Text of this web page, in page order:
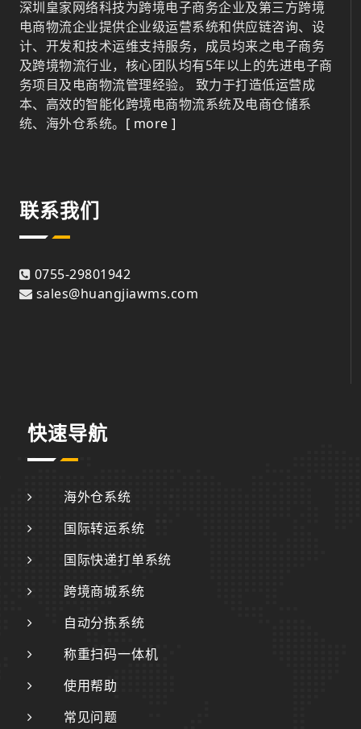
深圳皇家网络科技为跨境电子商务企业及第三方跨境
电商物流企业提供企业级运营系统和供应链咨询、设
计、开发和技术运维支持服务，成员均来之电子商务
及跨境物流行业，核心团队均有5年以上的先进电子商
务项目及电商物流管理经验。 致力于打造低运营成
本、高效的智能化跨境电商物流系统及电商仓储系
统、海外仓系统。 [ more ]
联系我们
0755-29801942
sales@huangjiawms.com
快速导航
海外仓系统
国际转运系统
国际快递打单系统
跨境商城系统
自动分拣系统
称重扫码一体机
使用帮助
常见问题